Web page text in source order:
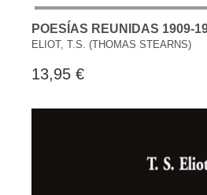
POESÍAS REUNIDAS 1909-
ELIOT, T.S. (THOMAS STEARNS)
13,95 €